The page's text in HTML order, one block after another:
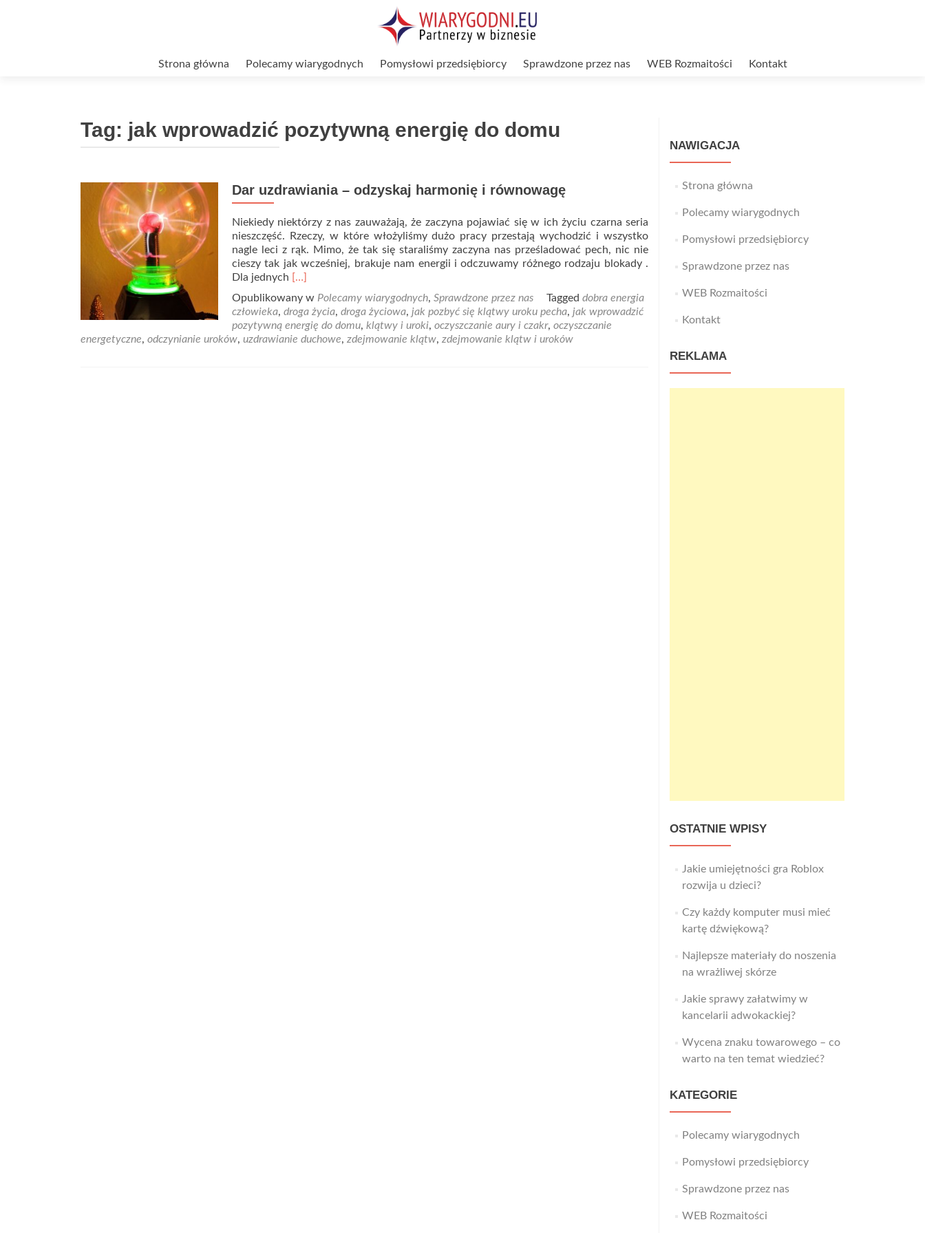
Strona główna Polecamy wiarygodnych Pomysłowi przedsiębiorcy Sprawdzone przez nas WEB Rozmaitości Kontakt
Tag: jak wprowadzić pozytywną energię do domu
Dar uzdrawiania – odzyskaj harmonię i równowagę
Niekiedy niektórzy z nas zauważają, że zaczyna pojawiać się w ich życiu czarna seria
nieszczęść. Rzeczy, w które włożyliśmy dużo pracy przestają wychodzić i wszystko
nagle leci z rąk. Mimo, że tak się staraliśmy zaczyna nas prześladować pech, nic nie
cieszy tak jak wcześniej, brakuje nam energii i odczuwamy różnego rodzaju blokady .
Dla jednych Read
about
Dar
uzdrawiania
–
[…]
Opublikowany w Polecamy wiarygodnych, Sprawdzone przez nas Tagged dobra energia
człowieka, droga życia, droga życiowa, jak pozbyć się klątwy uroku pecha, jak wprowadzić
pozytywną energię do domu, klątwy i uroki, oczyszczanie aury i czakr, oczyszczanie
energetyczne, odczynianie uroków, uzdrawianie duchowe, zdejmowanie klątw, zdejmowanie klątw i uroków
NAWIGACJA
Strona główna
Polecamy wiarygodnych
Pomysłowi przedsiębiorcy
Sprawdzone przez nas
WEB Rozmaitości
Kontakt
REKLAMA
OSTATNIE WPISY
Jakie umiejętności gra Roblox
rozwija u dzieci?
Czy każdy komputer musi mieć
kartę dźwiękową?
Najlepsze materiały do noszenia
na wrażliwej skórze
Jakie sprawy załatwimy w
kancelarii adwokackiej?
Wycena znaku towarowego – co
warto na ten temat wiedzieć?
KATEGORIE
Polecamy wiarygodnych
Pomysłowi przedsiębiorcy
Sprawdzone przez nas
WEB Rozmaitości